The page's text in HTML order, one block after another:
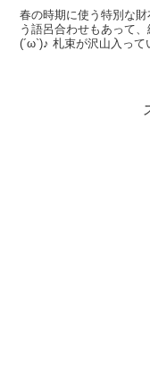
春の時期に使う特別な
う語呂合わせもあって
(´ω`)♪ 札束が沢山入っ